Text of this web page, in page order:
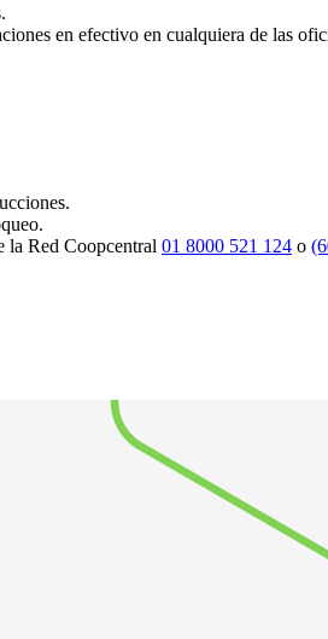
en efectivo en cualquiera de las
la Red Coopcentral 01 8000 521 124 o